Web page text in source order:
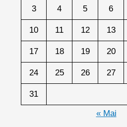
3 4 5 6
10 11 12 13
17 18 19 20
24 25 26 27
31
« Mai